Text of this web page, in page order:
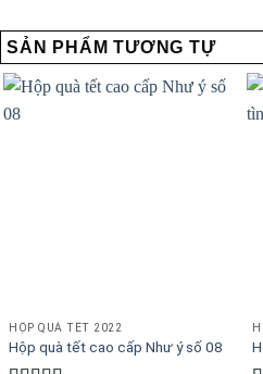
SẢN PHẨM TƯƠNG TỰ
HỘP QUÀ TẾT 2022
Hộp quà tết cao cấp Như ý số 08